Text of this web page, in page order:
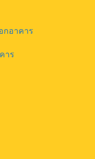
กอาคาร
าร